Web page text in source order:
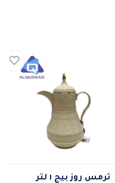
ترمس روز بيج ١ لتر